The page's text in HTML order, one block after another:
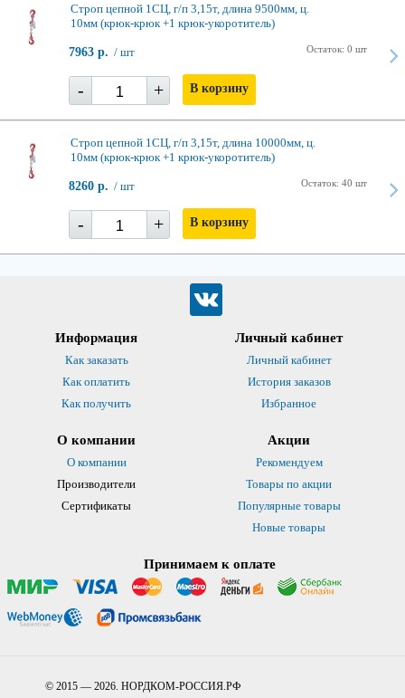
Строп цепной 1СЦ, г/п 3,15т, длина 9500мм, ц.
10мм (крюк-крюк +1 крюк-укоротитель)
Остаток: 0 шт
7963 р. / шт
- + В корзину
Строп цепной 1СЦ, г/п 3,15т, длина 10000мм, ц.
10мм (крюк-крюк +1 крюк-укоротитель)
Остаток: 40 шт
8260 р. / шт
- + В корзину
Информация
Как заказать
Как оплатить
Как получить
Личный кабинет
Личный кабинет
История заказов
Избранное
О компании
О компании
Производители
Сертификаты
Акции
Рекомендуем
Товары по акции
Популярные товары
Новые товары
Принимаем к оплате
© 2015 — 2026. НОРДКОМ-РОССИЯ.РФ